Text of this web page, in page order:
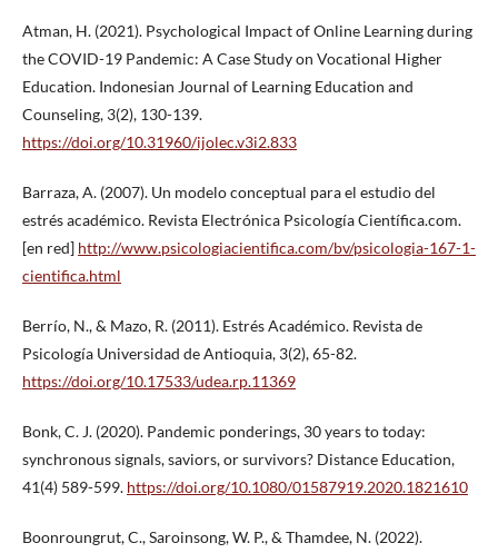
Atman, H. (2021). Psychological Impact of Online Learning during
the COVID-19 Pandemic: A Case Study on Vocational Higher
Education. Indonesian Journal of Learning Education and
Counseling, 3(2), 130-139.
https://doi.org/10.31960/ijolec.v3i2.833
Barraza, A. (2007). Un modelo conceptual para el estudio del
estrés académico. Revista Electrónica Psicología Científica.com.
[en red] http://www.psicologiacientifica.com/bv/psicologia-167-1-
cientifica.html
Berrío, N., & Mazo, R. (2011). Estrés Académico. Revista de
Psicología Universidad de Antioquia, 3(2), 65-82.
https://doi.org/10.17533/udea.rp.11369
Bonk, C. J. (2020). Pandemic ponderings, 30 years to today:
synchronous signals, saviors, or survivors? Distance Education,
41(4) 589-599. https://doi.org/10.1080/01587919.2020.1821610
Boonroungrut, C., Saroinsong, W. P., & Thamdee, N. (2022).